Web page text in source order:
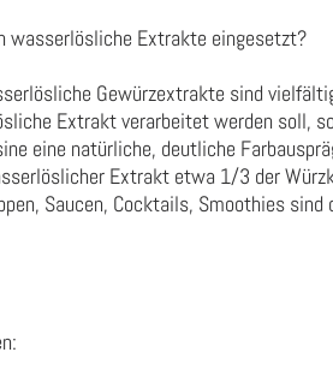
wasserlösliche Extrakte eingesetzt?
Gewürzextrakte sind
Extrakt verarbeitet werden soll,
eine natürliche, deutliche
Extrakt etwa 1/3 der
Saucen, Cocktails, Smoothies